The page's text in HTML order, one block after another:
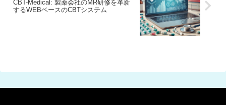
CBT-Medical: 製薬会社のMR研修を革新
するWEBベースのCBTシステム